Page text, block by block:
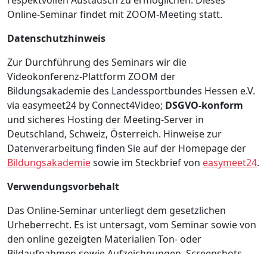
Online-Seminar findet mit ZOOM-Meeting statt.
Datenschutzhinweis
Zur Durchführung des Seminars wir die
Videokonferenz-Plattform ZOOM der
Bildungsakademie des Landessportbundes Hessen e.V.
via easymeet24 by Connect4Video; DSGVO-konform
und sicheres Hosting der Meeting-Server in
Deutschland, Schweiz, Österreich. Hinweise zur
Datenverarbeitung finden Sie auf der Homepage der
Bildungsakademiesowie im Steckbrief von easymeet24.
Verwendungsvorbehalt
Das Online-Seminar unterliegt dem gesetzlichen
Urheberrecht. Es ist untersagt, vom Seminar sowie von
den online gezeigten Materialien Ton- oder